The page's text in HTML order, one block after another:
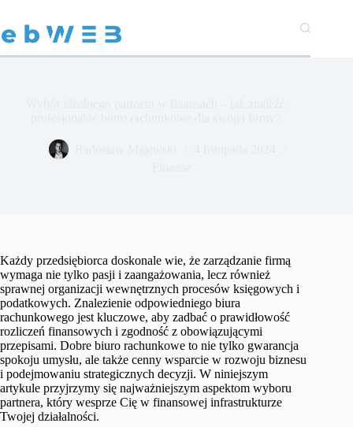
treści
Każdy przedsiębiorca doskonale wie, że zarządzanie firmą
wymaga nie tylko pasji i zaangażowania, lecz również
sprawnej organizacji wewnętrznych procesów księgowych i
podatkowych. Znalezienie odpowiedniego biura
rachunkowego jest kluczowe, aby zadbać o prawidłowość
rozliczeń finansowych i zgodność z obowiązującymi
przepisami. Dobre biuro rachunkowe to nie tylko gwarancja
spokoju umysłu, ale także cenny wsparcie w rozwoju biznesu
i podejmowaniu strategicznych decyzji. W niniejszym
artykule przyjrzymy się najważniejszym aspektom wyboru
partnera, który wesprze Cię w finansowej infrastrukturze
Twojej działalności.